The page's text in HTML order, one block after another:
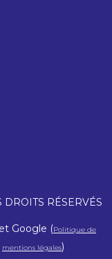
RÉSERVÉS
Google (Politique de
mentions légales)